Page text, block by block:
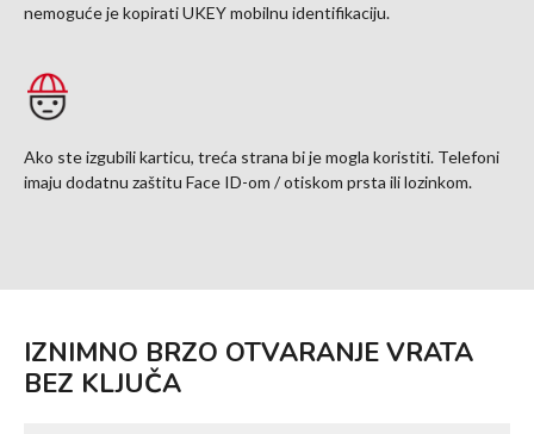
nemoguće je kopirati UKEY mobilnu identifikaciju.
Ako ste izgubili karticu, treća strana bi je mogla koristiti. Telefoni
imaju dodatnu zaštitu Face ID-om / otiskom prsta ili lozinkom.
IZNIMNO BRZO OTVARANJE VRATA
BEZ KLJUČA